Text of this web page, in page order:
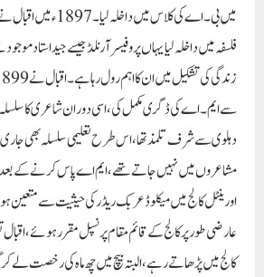
میں بی ۔ اے کی کلاس میں
فلسفہ میں داخلہ لیا یہاں پروفیسر آرنلڈ جیسے جید استاد
سے ایم ۔ اے کی ڈگری مکمل کی ، اسی دوران شاعری کا سلسلہ
دہلوی سے شرف تلمذ تھا ، اس طرح تعلیمی سلسلہ بھی جاری
اورینٹل کالج میں میکلوڈ عربک ریڈر کی حیثیت سے متعین
عارضی طور پر کالج کے قائم مقام پرنسپل مقرر ہوئے ،
کالج میں پڑھاتے رہے ، البتہ بیچ میں چھ ماہ کی رخصت لے